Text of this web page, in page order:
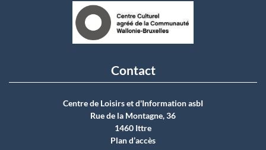
Contact
Centre de Loisirs et d'Information asbI
Rue de la Montagne, 36
1460 Ittre
Plan d’accès